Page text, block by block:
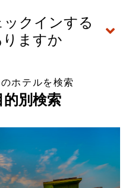
クインする
ますか
ホテルを検索
別検索